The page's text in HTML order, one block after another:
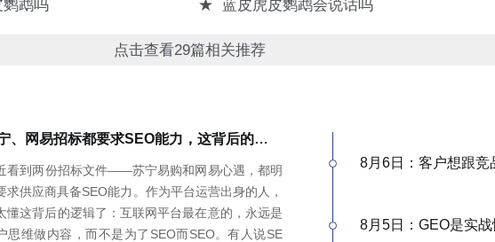
鹦鹉吗 ★ 蓝皮虎皮鹦鹉会说话吗
点击查看29篇相关推荐
苏宁、网易招标都要求SEO能力，这背后的信号，很多人没看懂
看到两份招标文件——苏宁易购和网易心遇，都明
求供应商具备SEO能力。作为平台运营出身的人，
懂这背后的逻辑了：互联网平台最在意的，永远是
思维做内容，而不是为了SEO而SEO。有人说SE
8月6日：客户想跟竞
8月5日：GEO是实